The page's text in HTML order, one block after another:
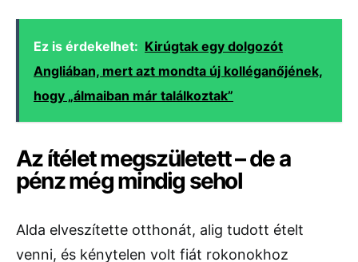
Ez is érdekelhet: Kirúgtak egy dolgozót
Angliában, mert azt mondta új kolléganőjének,
hogy „álmaiban már találkoztak”
Az ítélet megszületett – de a
pénz még mindig sehol
Alda elveszítette otthonát, alig tudott ételt
venni, és kénytelen volt fiát rokonokhoz